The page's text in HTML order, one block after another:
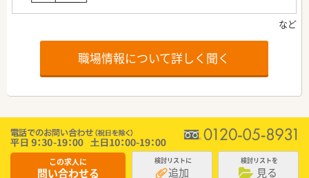
職場情報について詳しく聞く
この求人に
問い合わせる
検討リストに
追加
検討リストを
見る